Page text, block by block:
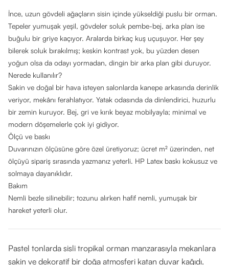
İnce, uzun gövdeli ağaçların sisin içinde yükseldiği puslu bir orman.
Tepeler yumuşak yeşil, gövdeler soluk pembe-bej, arka plan ise
buğulu bir griye kaçıyor. Aralarda birkaç kuş uçuşuyor. Her şey
bilerek soluk bırakılmış; keskin kontrast yok, bu yüzden desen
yoğun olsa da odayı yormadan, dingin bir arka plan gibi duruyor.
Nerede kullanılır?
Sakin ve doğal bir hava isteyen salonlarda kanepe arkasında derinlik
veriyor, mekânı ferahlatıyor. Yatak odasında da dinlendirici, huzurlu
bir zemin kuruyor. Bej, gri ve kırık beyaz mobilyayla; minimal ve
modern döşemelerle çok iyi gidiyor.
Ölçü ve baskı
Duvarınızın ölçüsüne göre özel üretiyoruz; ücret m² üzerinden, net
ölçüyü sipariş sırasında yazmanız yeterli. HP Latex baskı kokusuz ve
solmaya dayanıklıdır.
Bakım
Nemli bezle silinebilir; tozunu alırken hafif nemli, yumuşak bir
hareket yeterli olur.
Pastel tonlarda sisli tropikal orman manzarasıyla mekanlara
sakin ve dekoratif bir doğa atmosferi katan duvar kağıdı.